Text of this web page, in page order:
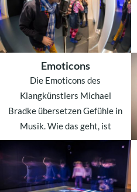
Emoticons
Die Emoticons des
Klangkünstlers Michael
Bradke übersetzen Gefühle in
Musik. Wie das geht, ist
natürlich ein Geheimnis.
WEITERLESEN